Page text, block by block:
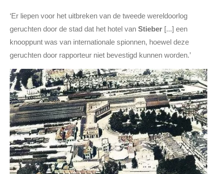
‘Er liepen voor het uitbreken van de tweede wereldoorlog
geruchten door de stad dat het hotel van Stieber [...] een
knooppunt was van internationale spionnen, hoewel deze
geruchten door rapporteur niet bevestigd kunnen worden.’